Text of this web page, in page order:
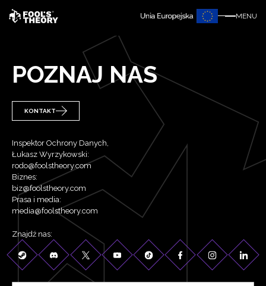
MENU
POZNAJ NAS
KONTAKT
Znajdź nas:
Inspektor Ochrony Danych,
Łukasz Wyrzykowski:
rodo@foolstheory.com
Biznes:
biz@foolstheory.com
Prasa i media:
media@foolstheory.com